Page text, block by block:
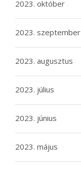
2023. október
2023. szeptember
2023. augusztus
2023. július
2023. június
2023. május